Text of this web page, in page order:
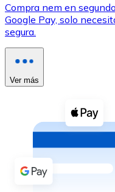
XRP
XRP
Ver todo
Compra
Comprar con
Transferencia SEPA
Compra nem en
Google Pay, solo
segura.
Ver más